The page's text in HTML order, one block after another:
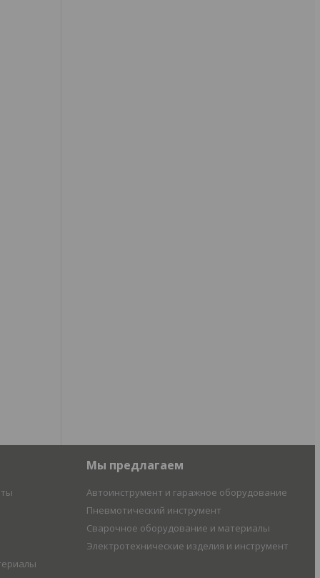
Мы предлагаем
Автоинструмент и гаражное оборудование
Пневмотический инструмент
Сварочное оборудование и материалы
Электротехнические изделия и инструмент